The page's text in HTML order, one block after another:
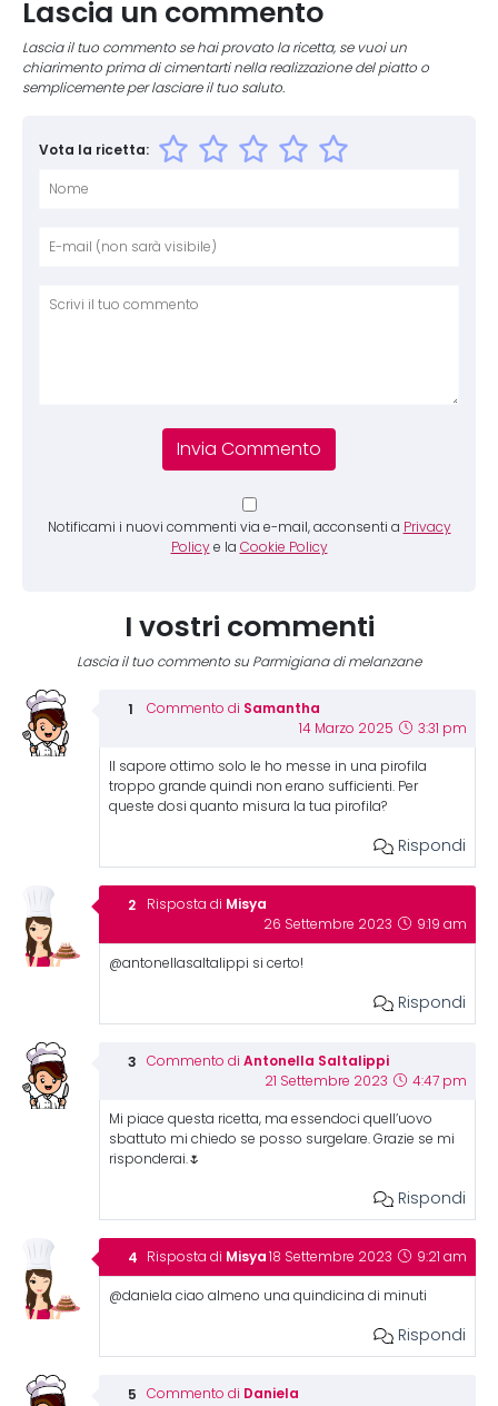
Lascia un commento
Lascia il tuo commento se hai provato la ricetta, se vuoi un
chiarimento prima di cimentarti nella realizzazione del piatto o
semplicemente per lasciare il tuo saluto.
Vota la ricetta:
Notificami i nuovi commenti via e-mail, acconsenti a Privacy
Policy e la Cookie Policy
I vostri commenti
Lascia il tuo commento su Parmigiana di melanzane
Commento di Samantha
14 Marzo 2025 3:31 pm
Il sapore ottimo solo le ho messe in una pirofila
troppo grande quindi non erano sufficienti. Per
queste dosi quanto misura la tua pirofila?
Rispondi
Risposta di Misya
26 Settembre 2023 9:19 am
@antonellasaltalippi si certo!
Rispondi
Commento di Antonella Saltalippi
21 Settembre 2023 4:47 pm
Mi piace questa ricetta, ma essendoci quell’uovo
sbattuto mi chiedo se posso surgelare. Grazie se mi
risponderai.🌷
Rispondi
Risposta di Misya 18 Settembre 2023 9:21 am
@daniela ciao almeno una quindicina di minuti
Rispondi
Commento di Daniela